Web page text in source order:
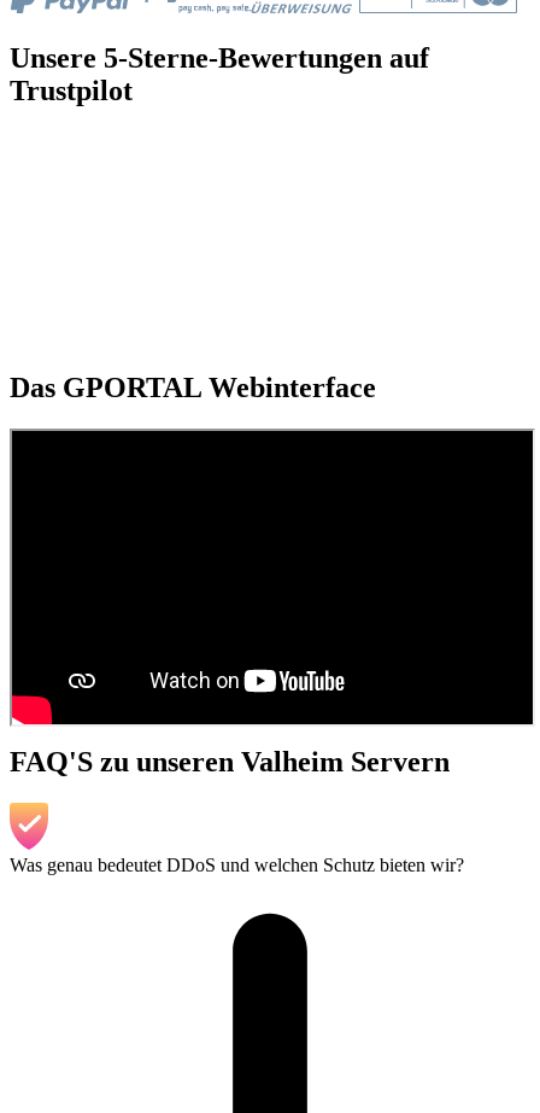
Unsere 5-Sterne-Bewertungen auf
Trustpilot
Das GPORTAL Webinterface
FAQ'S zu unseren Valheim Servern
Was genau bedeutet DDoS und welchen Schutz bieten wir?